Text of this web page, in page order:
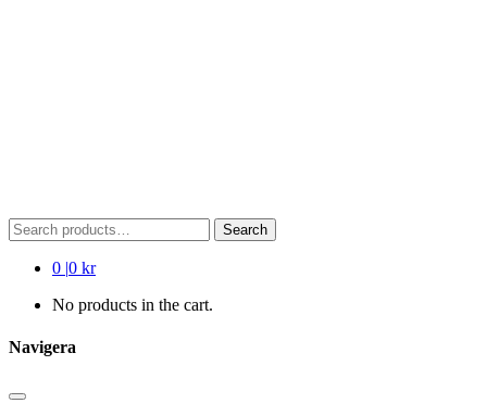
Search
for:
Search
0 |0 kr
No products in the cart.
Navigera